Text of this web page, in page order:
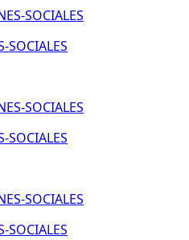
SOCIALES
SOCIALES
SOCIALES